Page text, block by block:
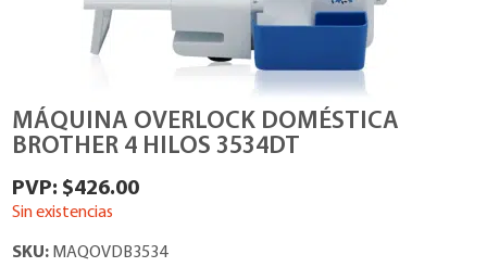
MÁQUINA OVERLOCK DOMÉSTICA
BROTHER 4 HILOS 3534DT
$426.00
Sin existencias
SKU: MAQOVDB3534